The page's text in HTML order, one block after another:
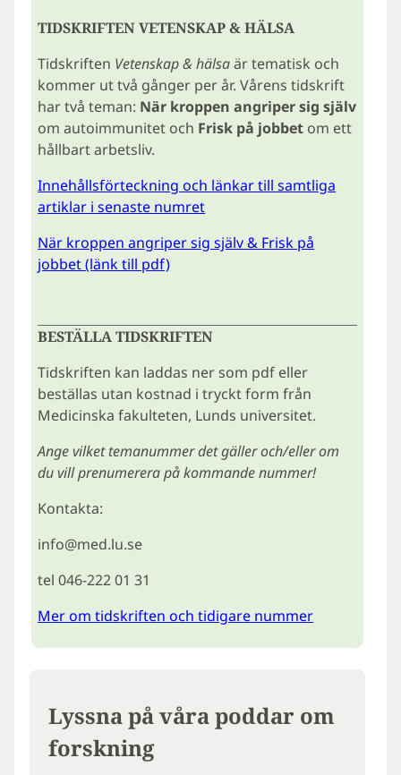
TIDSKRIFTEN VETENSKAP & HÄLSA
Tidskriften Vetenskap & hälsaär tematisk och
kommer ut två gånger per år. Vårens tidskrift
har två teman: När kroppen angriper sig själv
om autoimmunitet och Frisk på jobbet om ett
hållbart arbetsliv.
Innehållsförteckning och länkar till samtliga
artiklar i senaste numret
När kroppen angriper sig själv & Frisk på
jobbet (länk till pdf)
BESTÄLLA TIDSKRIFTEN
Tidskriften kan laddas ner som pdf eller
beställas utan kostnad i tryckt form från
Medicinska fakulteten, Lunds universitet.
Ange vilket temanummer det gäller och/eller om
du vill prenumerera på kommande nummer!
Kontakta:
info@med.lu.se
tel 046-222 01 31
Mer om tidskriften och tidigare nummer
Lyssna på våra poddar om
forskning